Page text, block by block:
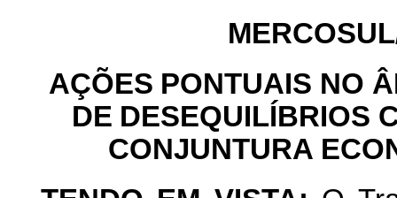
AÇÕES PONTUAIS NO
DE DESEQUILÍBRIOS
CONJUNTURA